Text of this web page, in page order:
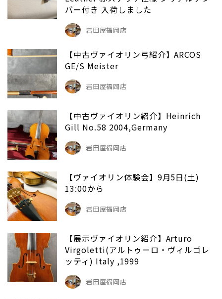
バー付き 入荷しました
岩田屋福岡店
【中古ヴァイオリン弓紹介】ARCOS
GE/S Meister
岩田屋福岡店
【中古ヴァイオリン紹介】Heinrich
Gill No.58 2004,Germany
岩田屋福岡店
【ヴァイオリン体験会】9月5日(土)
13:00から
岩田屋福岡店
【展示ヴァイオリン紹介】Arturo
Virgoletti(アルトゥーロ・ヴィルゴレ
ッティ) Italy ,1999
岩田屋福岡店